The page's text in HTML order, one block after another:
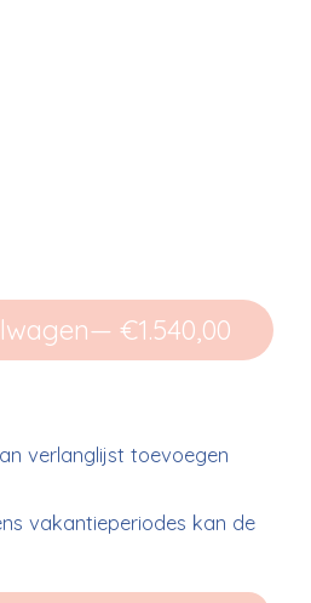
— €1.540,00
verlanglijst toevoegen
vakantieperiodes kan de